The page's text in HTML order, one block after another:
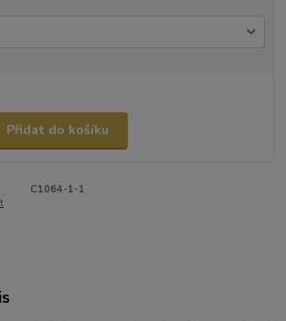
Přidat do košíku
C1064-1-1